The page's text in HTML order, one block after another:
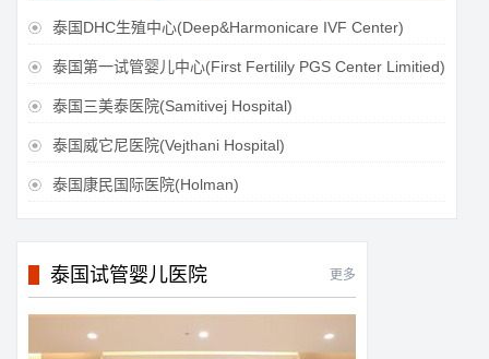
 泰国DHC生殖中心(Deep&Harmonicare IVF Center)
 泰国第一试管婴儿中心(First Fertilily PGS Center Limitied)
 泰国三美泰医院(Samitivej Hospital)
 泰国威它尼医院(Vejthani Hospital)
 泰国康民国际医院(Holman)
泰国试管婴儿医院 更多